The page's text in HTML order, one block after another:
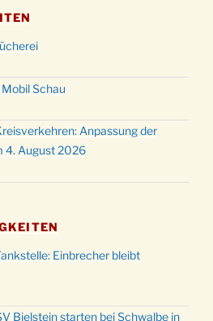
Schau
Anpassung der
4. August 2026
Einbrecher bleibt
Bielstein starten bei Schwalbe in